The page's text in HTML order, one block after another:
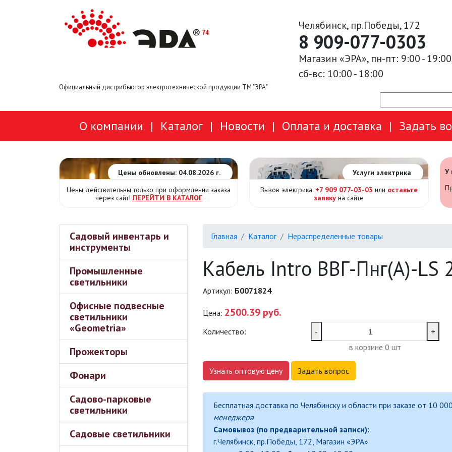
Официальный дистрибьютор электротехнической продукции ТМ "ЭРА"
Челябинск, пр.Победы, 172
8 909-077-0303
Магазин «ЭРА», пн-пт: 9:00 -
сб-вс: 10:00 - 18:00
О компании | Каталог | Новости | Оплата и доставка | Задать
Цены обновлены: 04.08.2026 г.
Цены действительны только при оформлении заказа
через сайт! ПЕРЕЙТИ В КАТАЛОГ
Услуги электрика
Вызов электрика: +7 909 077-03-03 или оставьте
заявку на сайте
У
Садовый инвентарь и
инструменты
Промышленные
светильники
Офисные подвесные
светильники
«Geometria»
Прожекторы
Фонари
Садово-парковые
светильники
Садовые светильники
Главная Каталог Нераспределенные товары
Кабель Intro ВВГ-Пнг(А)-LS
Артикул: Б0071824
Цена: 2500.39 руб.
Количество: -
+
в корзине 0 шт
Узнать оптовую цену Задать вопрос
Бесплатная доставка по Челябинску и области при заказе от 10
менеджера
Самовывоз (по предварительной записи):
г.Челябинск, пр.Победы, 172, Магазин «ЭРА»